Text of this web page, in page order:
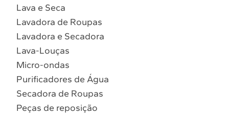
Localizar assistência técnica
Lava e Seca
Lavadora de Roupas
Lavadora e Secadora
Lava-Louças
Micro-ondas
Purificadores de Água
Secadora de Roupas
Peças de reposição